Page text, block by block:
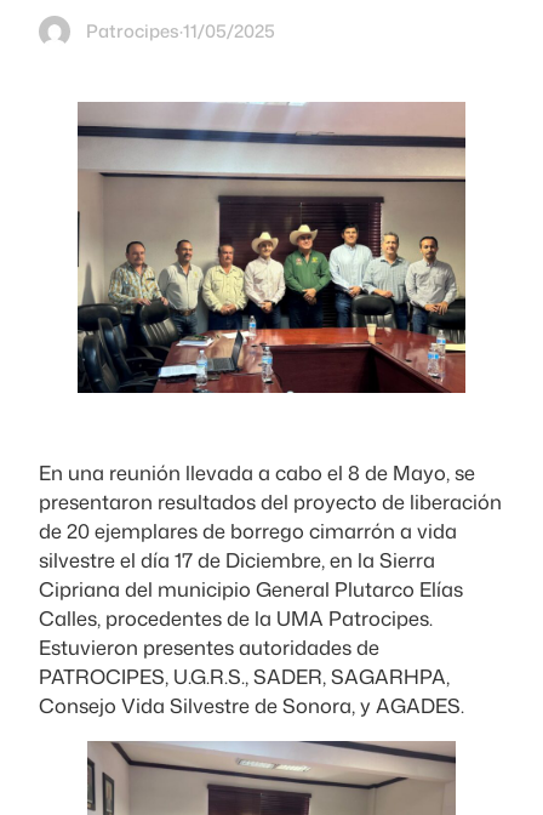
Patrocipes·11/05/2025
En una reunión llevada a cabo el 8 de Mayo, se
presentaron resultados del proyecto de liberación
de 20 ejemplares de borrego cimarrón a vida
silvestre el día 17 de Diciembre, en la Sierra
Cipriana del municipio General Plutarco Elías
Calles, procedentes de la UMA Patrocipes.
Estuvieron presentes autoridades de
PATROCIPES, U.G.R.S., SADER, SAGARHPA,
Consejo Vida Silvestre de Sonora, y AGADES.